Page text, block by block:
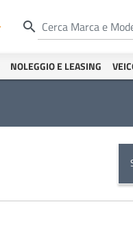
search
NOLEGGIO E LEASING